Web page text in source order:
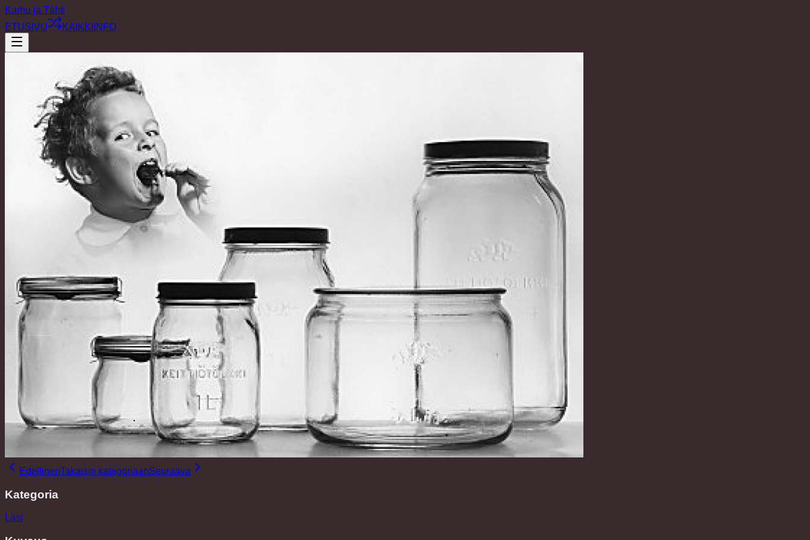
Karhu ja Tähti
ETUSIVU
KAIKKI INFO
EdellinenTakaisin kategoriaanSeuraava
Kategoria
Lasi